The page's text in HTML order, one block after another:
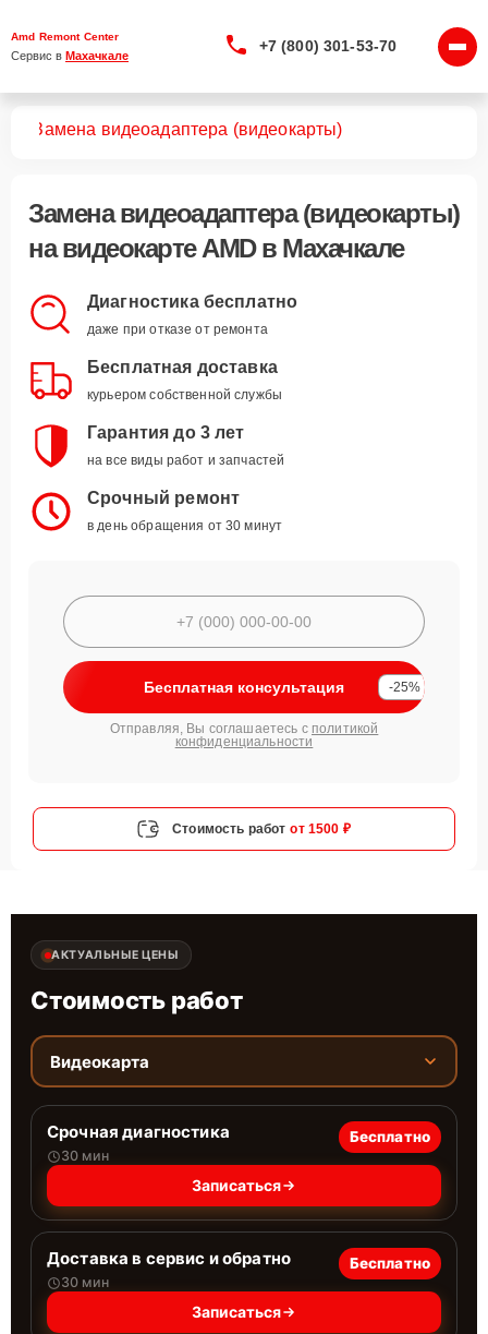
Amd Remont Center
Сервис в Махачкале
+7 (800) 301-53-70
Замена видеоадаптера (видеокарты)
Замена видеоадаптера (видеокарты)
на видеокарте AMD в Махачкале
Диагностика бесплатно
даже при отказе от ремонта
Бесплатная доставка
курьером собственной службы
Гарантия до 3 лет
на все виды работ и запчастей
Срочный ремонт
в день обращения от 30 минут
Бесплатная консультация -25%
Отправляя, Вы соглашаетесь с политикой
конфиденциальности
Стоимость работ от 1500 ₽
АКТУАЛЬНЫЕ ЦЕНЫ
Стоимость работ
Видеокарта
Срочная диагностика
30 мин
Бесплатно
Записаться
Доставка в сервис и обратно
30 мин
Бесплатно
Записаться